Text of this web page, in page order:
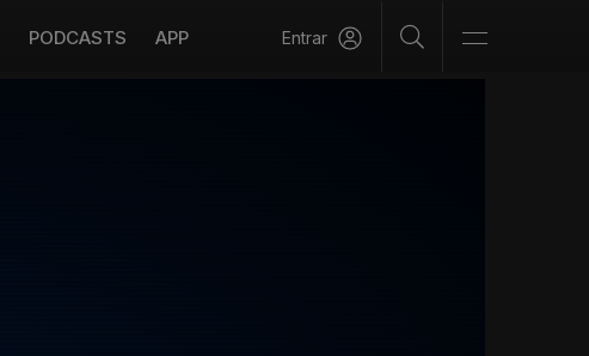
PODCASTS APP Entrar